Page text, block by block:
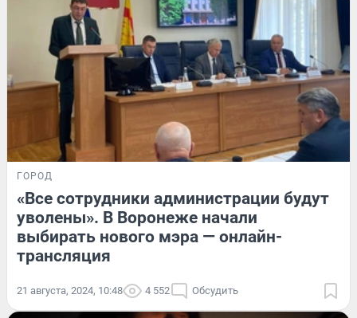
ГОРОД
«Все сотрудники администрации будут
уволены». В Воронеже начали
выбирать нового мэра — онлайн-
трансляция
21 августа, 2024, 10:48 4 552 Обсудить